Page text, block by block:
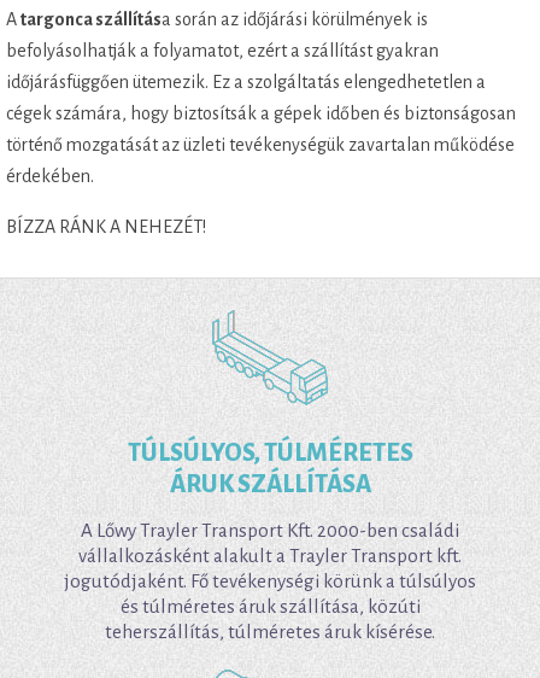
Atargonca szállítása során az időjárási körülmények is
befolyásolhatják a folyamatot, ezért a szállítást gyakran
időjárásfüggően ütemezik. Ez a szolgáltatás elengedhetetlen a
cégek számára, hogy biztosítsák a gépek időben és biztonságosan
történő mozgatását az üzleti tevékenységük zavartalan működése
érdekében.
BÍZZA RÁNK A NEHEZÉT!
TÚLSÚLYOS, TÚLMÉRETES
ÁRUK SZÁLLÍTÁSA
A Lőwy Trayler Transport Kft. 2000-ben családi
vállalkozásként alakult a Trayler Transport kft.
jogutódjaként. Fő tevékenységi körünk a túlsúlyos
és túlméretes áruk szállítása, közúti
teherszállítás, túlméretes áruk kísérése.